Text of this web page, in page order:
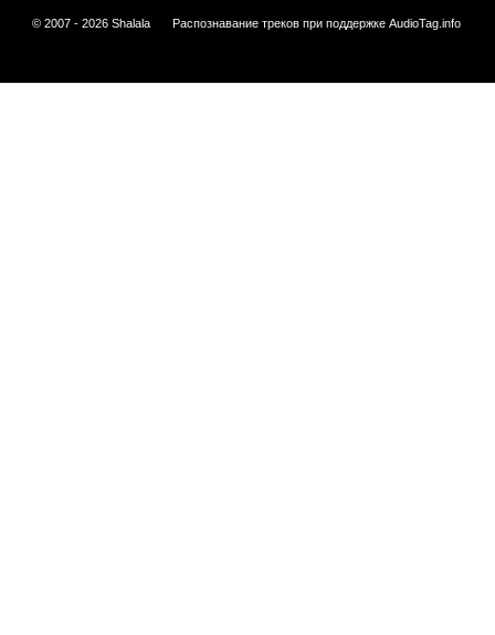
© 2007 - 2026 Shalala Распознавание треков при поддержке AudioTag.info